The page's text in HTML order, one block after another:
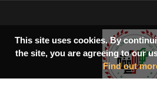
This site uses cookies. By
the site, you are agreeing to our
Find out